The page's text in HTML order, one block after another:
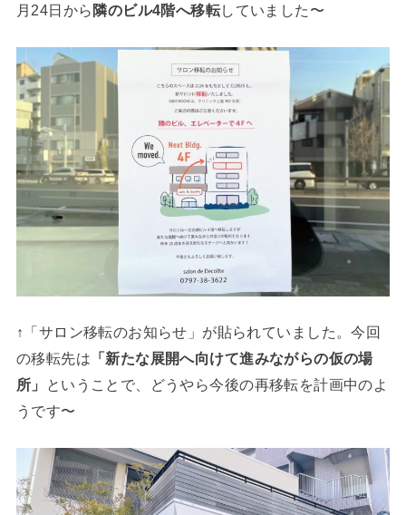
月24日から 隣のビル4階へ移転していました〜
↑「サロン移転のお知らせ」が貼られていました。今回
の移転先は 「新たな展開へ向けて進みながらの仮の場
所」
ということで、どうやら今後の再移転を計画中のよ
うです〜